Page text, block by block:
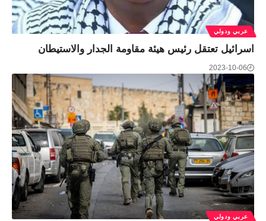
عربي ودولي
اسرائيل تعتقل رئيس هيئة مقاومة الجدار والاستيطان
2023-10-06
عربي ودولي